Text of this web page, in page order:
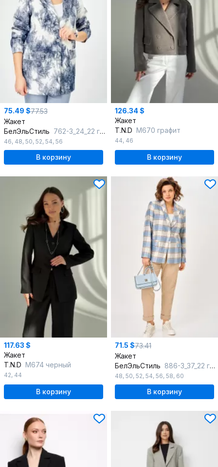
75.49 $77.53
Жакет
БелЭльСтиль 762-3_24_22 голубой-серебро
46, 48, 50, 52, 54, 56
В корзину
126.34 $
Жакет
T.N.D М670 графит
44, 46
В корзину
117.63 $
Жакет
T.N.D М674 черный
42, 44
В корзину
71.5 $73.41
Жакет
БелЭльСтиль 886-3_37_22 голубой-клетка
48, 50, 52, 54, 56, 58, 60
В корзину